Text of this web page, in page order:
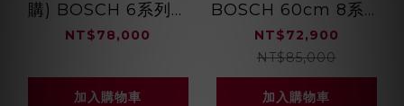
購) BOSCH 6系列獨
立式洗碗機 沸石烘乾
NT$78,000
加入購物車
BOSCH 60cm 8系列
獨立式洗碗機 沸石烘
乾 8段洗程
SMS8ZCI00X
NT$72,900
NT$85,000
加入購物車